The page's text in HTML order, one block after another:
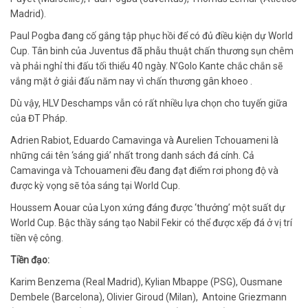
Madrid).
Paul Pogba đang cố gắng tập phục hồi để có đủ điều kiện dự World
Cup. Tân binh của Juventus đã phẫu thuật chấn thương sụn chêm
và phải nghỉ thi đấu tối thiểu 40 ngày. N’Golo Kante chắc chắn sẽ
vắng mặt ở giải đấu năm nay vì chấn thương gân khoeo .
Dù vậy, HLV Deschamps vẫn có rất nhiều lựa chọn cho tuyến giữa
của ĐT Pháp.
Adrien Rabiot, Eduardo Camavinga và Aurelien Tchouameni là
những cái tên ‘sáng giá’ nhất trong danh sách đá cính. Cả
Camavinga và Tchouameni đều đang đạt điểm rơi phong độ và
được kỳ vọng sẽ tỏa sáng tại World Cup.
Houssem Aouar của Lyon xứng đáng được ‘thưởng’ một suất dự
World Cup. Bậc thầy sáng tạo Nabil Fekir có thể được xếp đá ở vị trí
tiền vệ công.
Tiền đạo:
Karim Benzema (Real Madrid), Kylian Mbappe (PSG), Ousmane
Dembele (Barcelona), Olivier Giroud (Milan), Antoine Griezmann